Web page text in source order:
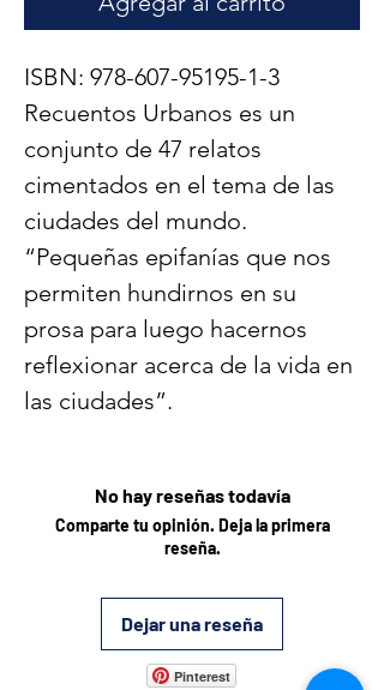
ISBN: 978-607-95195-1-3
Recuentos Urbanos es un
conjunto de 47 relatos
cimentados en el tema de las
ciudades del mundo.
“Pequeñas epifanías que nos
permiten hundirnos en su
prosa para luego hacernos
reflexionar acerca de la vida en
las ciudades”.
No hay reseñas todavía
Comparte tu opinión. Deja la primera
reseña.
Dejar una reseña
Pinterest